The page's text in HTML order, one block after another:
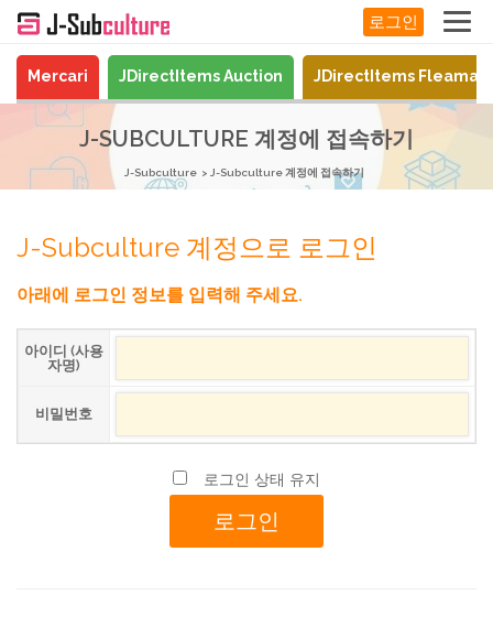
로그인
Mercari JDirectItems Auction JDirectItems
J-SUBCULTURE 계정에 접속하기
J-Subculture J-Subculture 계정에 접속하기
J-Subculture 계정으로 로그인
아래에 로그인 정보를 입력해 주세요.
아이디 (사용
자명)
비밀번호
로그인 상태 유지